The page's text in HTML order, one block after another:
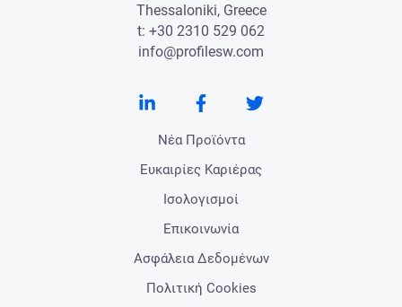
Thessaloniki, Greece
t: +30 2310 529 062
info@profilesw.com
Νέα Προϊόντα
Ευκαιρίες Καριέρας
Ισολογισμοί
Επικοινωνία
Ασφάλεια Δεδομένων
Πολιτική Cookies